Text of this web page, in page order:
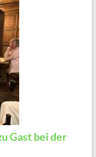
Gast bei der